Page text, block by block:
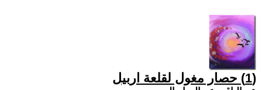
(1) حصار مغول لقلعة اربيل